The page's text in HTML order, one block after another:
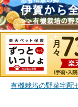
有機栽培の野菜宅配